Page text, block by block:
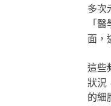
多次
「
面，
這些
狀況
的細